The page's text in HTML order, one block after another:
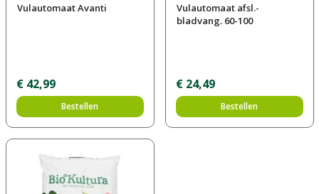
Vulautomaat Avanti
€ 42,99
Bestellen
Vulautomaat afsl.-
bladvang. 60-100
€ 24,49
Bestellen